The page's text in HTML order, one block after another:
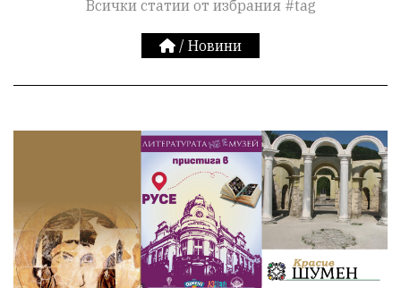
Всички статии от избрания #tag
/ Новини